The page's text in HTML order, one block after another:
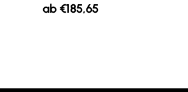
ab €185,65